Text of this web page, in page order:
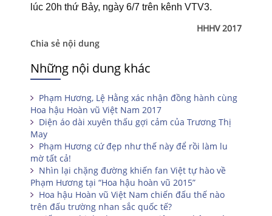
lúc 20h thứ Bảy, ngày 6/7 trên kênh VTV3.
HHHV 2017
Chia sẻ nội dung
Những nội dung khác
Phạm Hương, Lệ Hằng xác nhận đồng hành cùng
Hoa hậu Hoàn vũ Việt Nam 2017
Diện áo dài xuyên thấu gợi cảm của Trương Thị
May
Phạm Hương cứ đẹp như thế này để rồi làm lu
mờ tất cả!
Nhìn lại chặng đường khiến fan Việt tự hào về
Phạm Hương tại “Hoa hậu hoàn vũ 2015”
Hoa hậu Hoàn vũ Việt Nam chiến đấu thế nào
trên đấu trường nhan sắc quốc tế?